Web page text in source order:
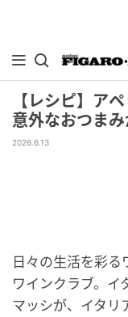
【レシピ】ア
意外なおつま
2026.6.13
日々の生活を彩
ワインクラブ。イ
マッシが、イタリ